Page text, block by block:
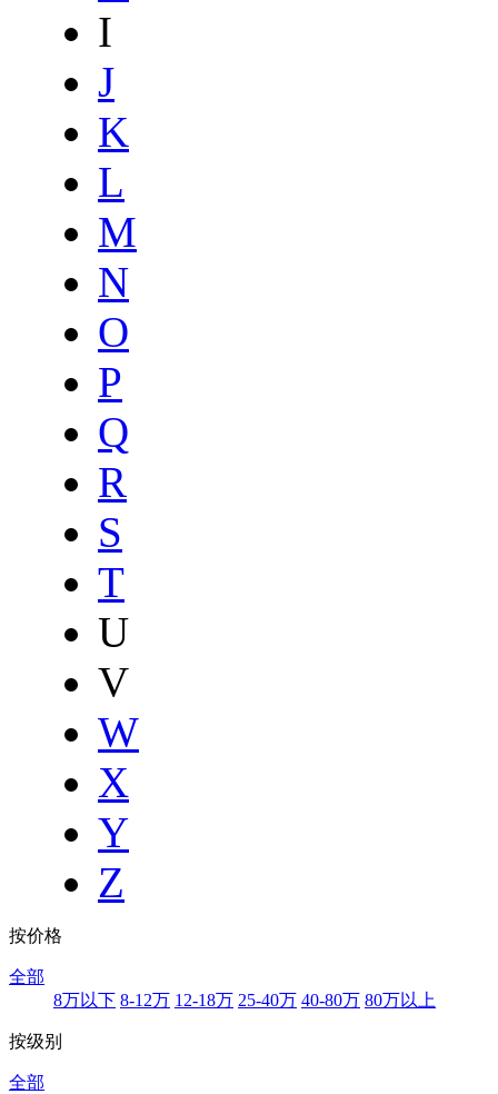
I
J
K
L
M
N
O
P
Q
R
S
T
U
V
W
X
Y
Z
按价格
全部
8万以下 8-12万 12-18万 25-40万 40-80万 80万以上
按级别
全部